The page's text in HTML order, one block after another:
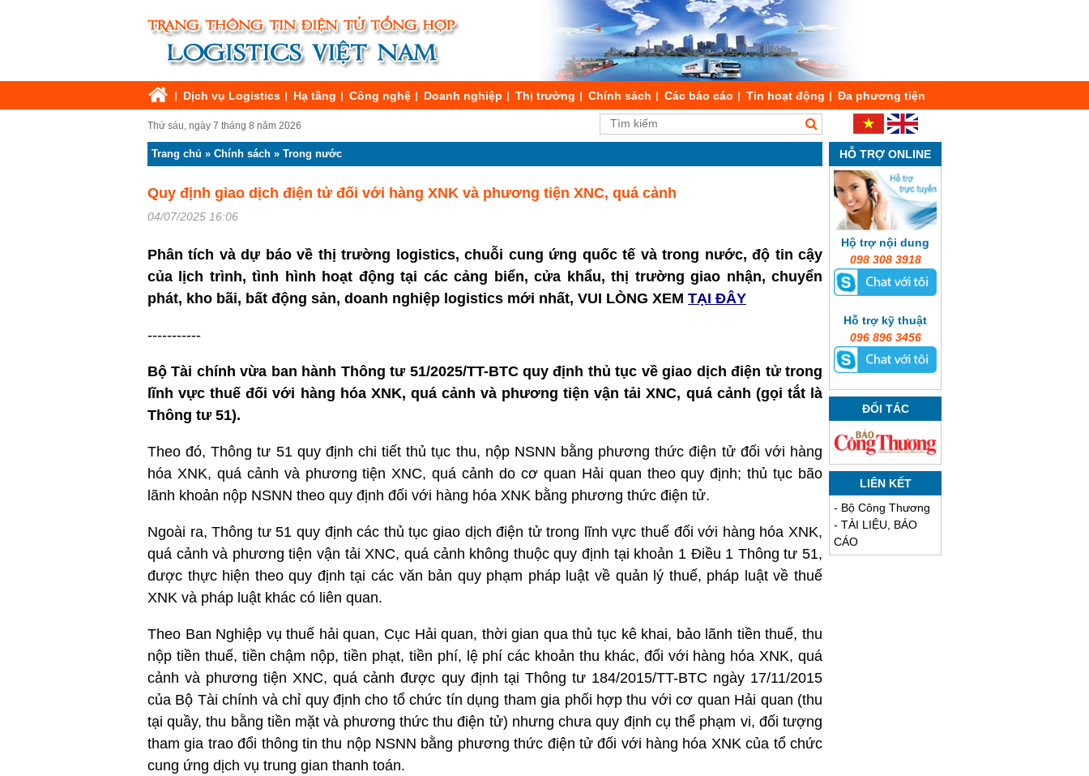
Dịch vụ Logistics Hạ tầng Công nghệ Doanh nghiệp Thị trường Chính sách Các báo cáo Tin hoạt động Đa phương tiện
Thứ sáu, ngày 7 tháng 8 năm 2026
Trang chủ » Chính sách » Trong nước
Quy định giao dịch điện tử đối với hàng XNK và phương tiện XNC, quá cảnh
04/07/2025 16:06
Phân tích và dự báo về thị trường logistics, chuỗi cung ứng quốc tế và trong nước, độ tin cậy
của lịch trình, tình hình hoạt động tại các cảng biển, cửa khẩu, thị trường giao nhận, chuyển
phát, kho bãi, bất động sản, doanh nghiệp logistics mới nhất, VUI LÒNG XEM TẠI ĐÂY
-----------
Bộ Tài chính vừa ban hành Thông tư 51/2025/TT-BTC quy định thủ tục về giao dịch điện tử trong
lĩnh vực thuế đối với hàng hóa XNK, quá cảnh và phương tiện vận tải XNC, quá cảnh (gọi tắt là
Thông tư 51).
Theo đó, Thông tư 51 quy định chi tiết thủ tục thu, nộp NSNN bằng phương thức điện tử đối với hàng
hóa XNK, quá cảnh và phương tiện XNC, quá cảnh do cơ quan Hải quan theo quy định; thủ tục bão
lãnh khoản nộp NSNN theo quy định đối với hàng hóa XNK bằng phương thức điện tử.
Ngoài ra, Thông tư 51 quy định các thủ tục giao dịch điện tử trong lĩnh vực thuế đối với hàng hóa XNK,
quá cảnh và phương tiện vận tải XNC, quá cảnh không thuộc quy định tại khoản 1 Điều 1 Thông tư 51,
được thực hiện theo quy định tại các văn bản quy phạm pháp luật về quản lý thuế, pháp luật về thuế
XNK và pháp luật khác có liên quan.
Theo Ban Nghiệp vụ thuế hải quan, Cục Hải quan, thời gian qua thủ tục kê khai, bảo lãnh tiền thuế, thu
nộp tiền thuế, tiền chậm nộp, tiền phạt, tiền phí, lệ phí các khoản thu khác, đối với hàng hóa XNK, quá
cảnh và phương tiện XNC, quá cảnh được quy định tại Thông tư 184/2015/TT-BTC ngày 17/11/2015
của Bộ Tài chính và chỉ quy định cho tổ chức tín dụng tham gia phối hợp thu với cơ quan Hải quan (thu
tại quầy, thu bằng tiền mặt và phương thức thu điện tử) nhưng chưa quy định cụ thể phạm vi, đối tượng
tham gia trao đổi thông tin thu nộp NSNN bằng phương thức điện tử đối với hàng hóa XNK của tổ chức
cung ứng dịch vụ trung gian thanh toán.
HỖ TRỢ ONLINE
Hộ trợ nội dung
098 308 3918
Hỗ trợ kỹ thuật
096 896 3456
ĐỐI TÁC
LIÊN KẾT
- Bộ Công Thương
- TÀI LIỆU, BÁO
CÁO